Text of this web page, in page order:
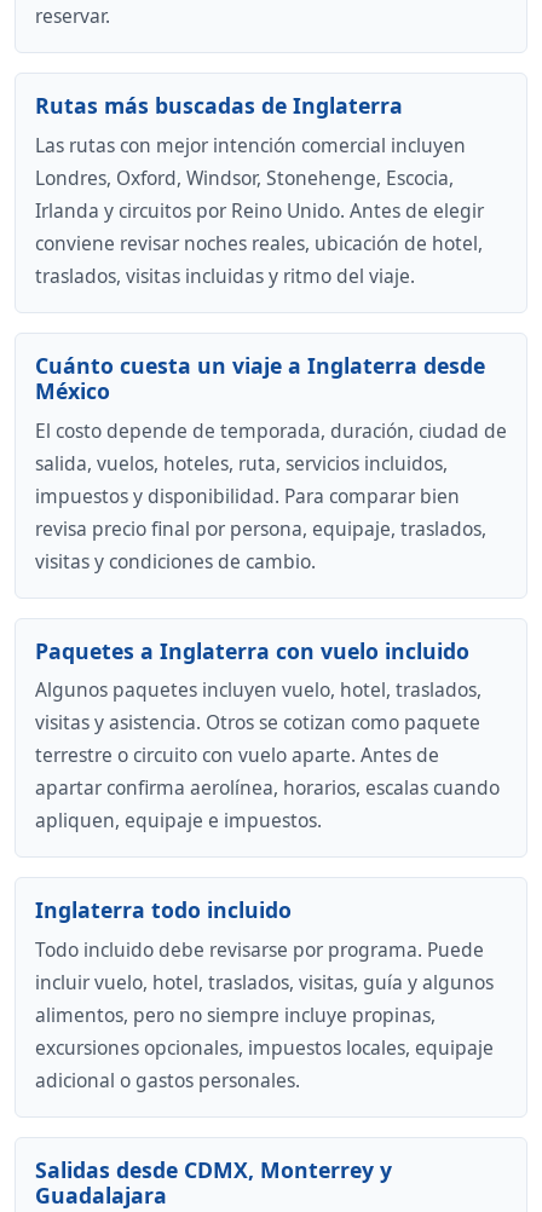
reservar.
Rutas más buscadas de Inglaterra
Las rutas con mejor intención comercial incluyen
Londres, Oxford, Windsor, Stonehenge, Escocia,
Irlanda y circuitos por Reino Unido. Antes de elegir
conviene revisar noches reales, ubicación de hotel,
traslados, visitas incluidas y ritmo del viaje.
Cuánto cuesta un viaje a Inglaterra desde
México
El costo depende de temporada, duración, ciudad de
salida, vuelos, hoteles, ruta, servicios incluidos,
impuestos y disponibilidad. Para comparar bien
revisa precio final por persona, equipaje, traslados,
visitas y condiciones de cambio.
Paquetes a Inglaterra con vuelo incluido
Algunos paquetes incluyen vuelo, hotel, traslados,
visitas y asistencia. Otros se cotizan como paquete
terrestre o circuito con vuelo aparte. Antes de
apartar confirma aerolínea, horarios, escalas cuando
apliquen, equipaje e impuestos.
Inglaterra todo incluido
Todo incluido debe revisarse por programa. Puede
incluir vuelo, hotel, traslados, visitas, guía y algunos
alimentos, pero no siempre incluye propinas,
excursiones opcionales, impuestos locales, equipaje
adicional o gastos personales.
Salidas desde CDMX, Monterrey y
Guadalajara